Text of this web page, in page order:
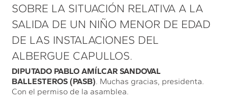
SOBRE LA SITUACIÓN RELATIVA A LA
SALIDA DE UN NIÑO MENOR DE EDAD
DE LAS INSTALACIONES DEL
ALBERGUE CAPULLOS.
DIPUTADO PABLO AMÍLCAR SANDOVAL
BALLESTEROS (PASB). Muchas gracias, presidenta.
Con el permiso de la asamblea.